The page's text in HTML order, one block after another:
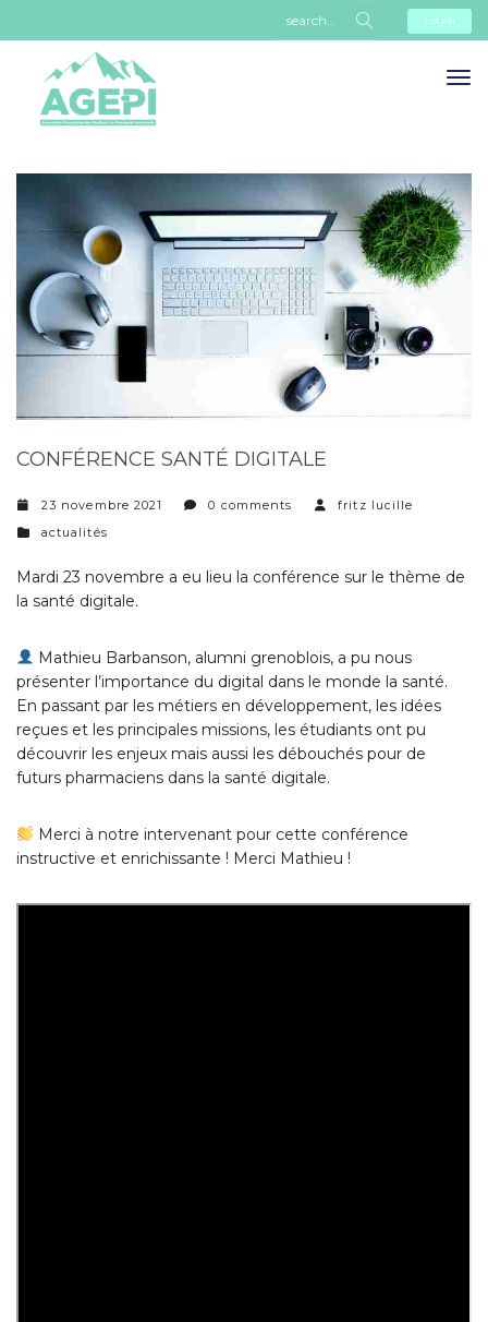
Login
CONFÉRENCE SANTÉ DIGITALE
23 novembre 2021 0 comments
fritz lucille
categories
actualités
Mardi 23 novembre a eu lieu la conférence sur le thème de
la santé digitale.
Mathieu Barbanson, alumni grenoblois, a pu nous
présenter l’importance du digital dans le monde la santé.
En passant par les métiers en développement, les idées
reçues et les principales missions, les étudiants ont pu
découvrir les enjeux mais aussi les débouchés pour de
futurs pharmaciens dans la santé digitale.
Merci à notre intervenant pour cette conférence
instructive et enrichissante ! Merci Mathieu !